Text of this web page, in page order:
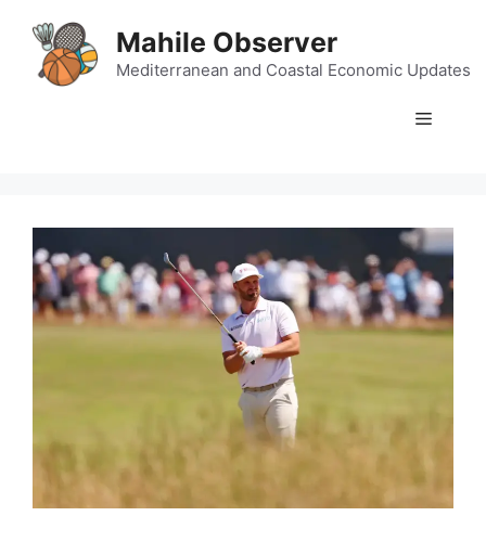
content
Mahile Observer
Mediterranean and Coastal Economic Updates
Menu